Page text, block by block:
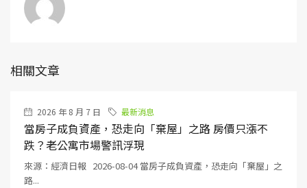
相關文章
2026 年 8 月 7 日 最新消息
當房子成負資產，恐走向「棄屋」之路 房價只漲不
跌？老公寓市場警訊浮現
來源：經濟日報 2026-08-04 當房子成負資產，恐走向「棄屋」之
路...